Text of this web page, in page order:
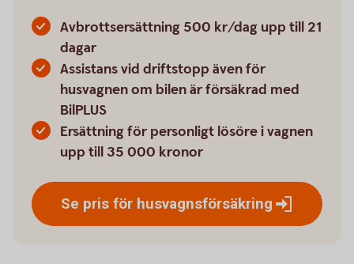
Avbrottsersättning 500 kr/dag upp till 21
dagar
Assistans vid driftstopp även för
husvagnen om bilen är försäkrad med
BilPLUS
Ersättning för personligt lösöre i vagnen
upp till 35 000 kronor
Se pris för husvagnsförsäkring